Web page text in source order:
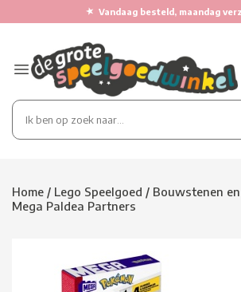
★ Vandaag besteld, maandag
Home / Lego Speelgoed / Bouwstenen
Mega Paldea Partners